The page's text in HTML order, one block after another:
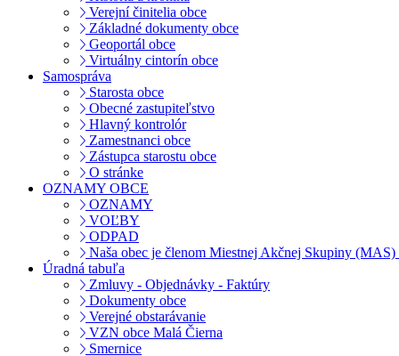
Verejní činitelia obce
Základné dokumenty obce
Geoportál obce
Virtuálny cintorín obce
Samospráva
Starosta obce
Obecné zastupiteľstvo
Hlavný kontrolór
Zamestnanci obce
Zástupca starostu obce
O stránke
OZNAMY OBCE
OZNAMY
VOĽBY
ODPAD
Naša obec je členom Miestnej Akčnej Skupiny (MAS)
Úradná tabuľa
Zmluvy - Objednávky - Faktúry
Dokumenty obce
Verejné obstarávanie
VZN obce Malá Čierna
Smernice